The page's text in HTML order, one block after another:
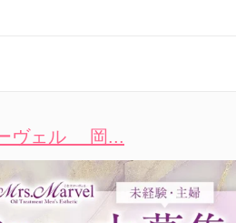
ヴェル 岡...